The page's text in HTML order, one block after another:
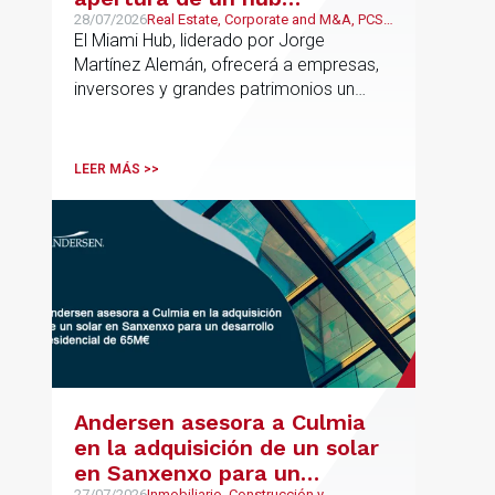
estratégico para reforzar el
asesoramiento fiscal, legal y
patrimonial conectando
Europa y Latinoamérica
28/07/2026Real Estate, Corporate and M&A, PCS,
Wealth Management & Family
Business
El Miami Hub, liderado por Jorge
Martínez Alemán, ofrecerá a empresas,
inversores y grandes patrimonios un
Latinoamérica y otros mercados
LEER MÁS >>
Andersen asesora a Culmia
en la adquisición de un solar
en Sanxenxo para un